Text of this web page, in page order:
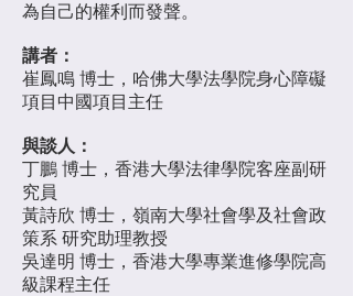
為自己的權利而發聲。
講者：
崔鳳鳴 博士，哈佛大學法學院身心障礙
項目中國項目主任
與談人：
丁鵬 博士，香港大學法律學院客座副研
究員
黃詩欣 博士，嶺南大學社會學及社會政
策系 研究助理教授
吳達明 博士，香港大學專業進修學院高
級課程主任